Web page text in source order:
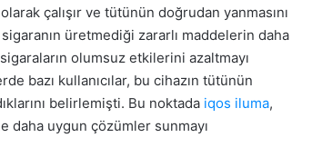
çalışır ve tütünün doğrudan yanmasını
üretmediği zararlı maddelerin daha
olumsuz etkilerini azaltmayı
bazı kullanıcılar, bu cihazın tütünün
belirlemişti. Bu noktada iqos iluma,
daha uygun çözümler sunmayı